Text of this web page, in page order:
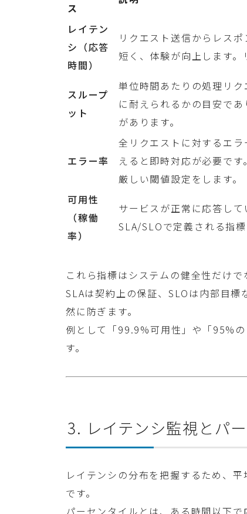
ス
レイテン
シ（応答
時間）
リクエスト送信からレス
短く、体験が向上します。
スループ
ット
単位時間あたりの処理リ
に耐えられるかの目安で
があります。
エラー率
全リクエストに対するエ
えると即時対応が必要で
厳しい閾値設定をします。
可用性
（稼働
率）
サービスが正常に応答し
SLA/SLOで定義される指
これら指標はシステムの健全性だけ
SLAは契約上の保証、SLOは内部目
然に防ぎます。
例として「99.9%可用性」や「95%
す。
3. レイテンシ監視とパ
レイテンシの分布を把握するため、
です。
パーセンタイルとは、ある時間以下で